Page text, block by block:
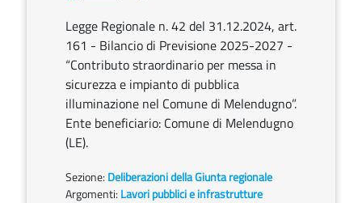
Legge Regionale n. 42 del 31.12.2024, art.
161 - Bilancio di Previsione 2025-2027 -
“Contributo straordinario per messa in
sicurezza e impianto di pubblica
illuminazione nel Comune di Melendugno”.
Ente beneficiario: Comune di Melendugno
(LE).
Sezione: Deliberazioni della Giunta regionale
Argomenti: Lavori pubblici e infrastrutture